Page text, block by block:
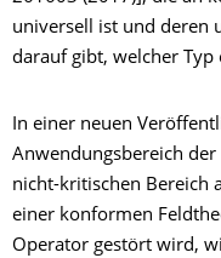
universell ist und deren
darauf gibt, welcher
In einer neuen
Anwendungsbereich der
nicht-kritischen Bereich
einer konformen
Operator gestört wird,